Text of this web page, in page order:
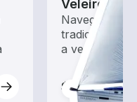
Veleiros
Navegue
tradicionais
a vento
$60-$390